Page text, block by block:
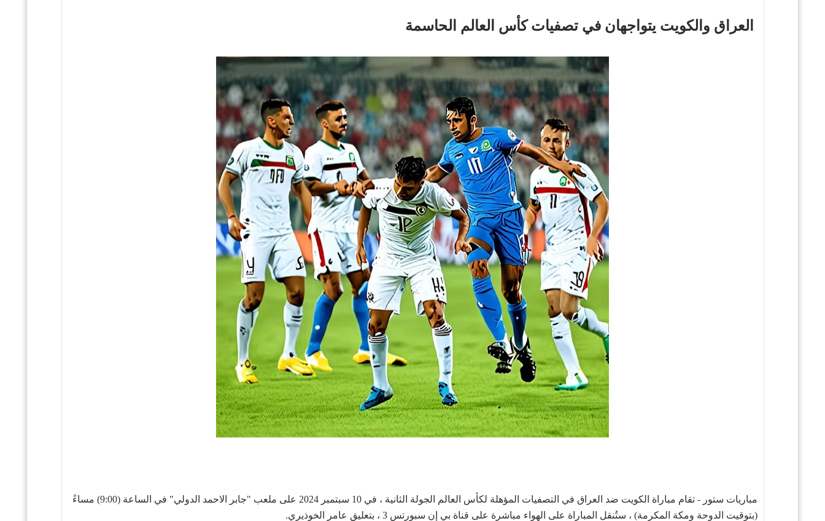
العراق والكويت يتواجهان في تصفيات كأس العالم الحاسمة
مباريات ستور - تقام مباراة الكويت ضد العراق في التصفيات المؤهلة لكأس العالم الجولة الثانية ، في 10 سبتمبر 2024 على ملعب "جابر الاحمد الدولي" في الساعة (9:00) مساءً
(بتوقيت الدوحة ومكة المكرمة) ، ستُنقل المباراة على الهواء مباشرة على قناة بي إن سبورتس 3 ، بتعليق عامر الخوذيري.